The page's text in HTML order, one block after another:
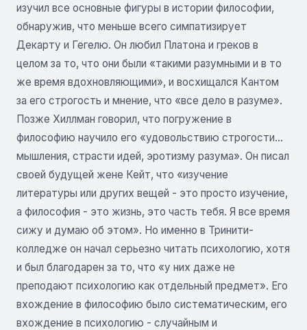
изучил все основные фигуры в истории философии,
обнаружив, что меньше всего симпатизирует
Декарту и Гегелю. Он любил Платона и греков в
целом за то, что они были «такими разумными и в то
же время вдохновляющими», и восхищался Кантом
за его строгость и мнение, что «все дело в разуме».
Позже Хиллман говорил, что погружение в
философию научило его «удовольствию строгости...
мышления, страсти идей, эротизму разума». Он писал
своей будущей жене Кейт, что «изучение
литературы или других вещей - это просто изучение,
а философия - это жизнь, это часть тебя. Я все время
сижу и думаю об этом». Но именно в Тринити-
колледже он начал серьезно читать психологию, хотя
и был благодарен за то, что «у них даже не
преподают психологию как отдельный предмет». Его
вхождение в философию было систематическим, его
вхождение в психологию - случайным и